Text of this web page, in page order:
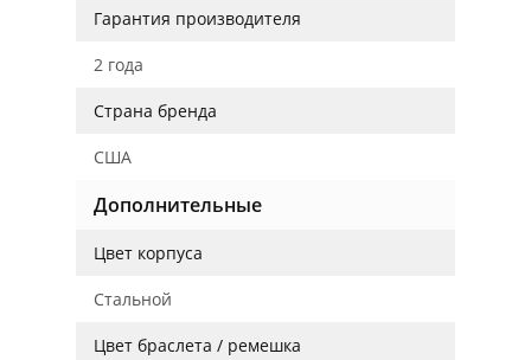
Гарантия производителя
2 года
Страна бренда
США
Дополнительные
Цвет корпуса
Стальной
Цвет браслета / ремешка